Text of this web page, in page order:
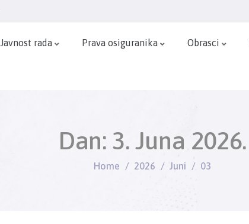
Javnost rada Prava osiguranika Obrasci
Dan: 3. Juna 2026.
Home 2026 Juni 03